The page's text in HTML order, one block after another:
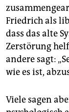
Friedrich als
dass das alte
Zerstörung
andere sagt:
wie es ist,
Viele sagen